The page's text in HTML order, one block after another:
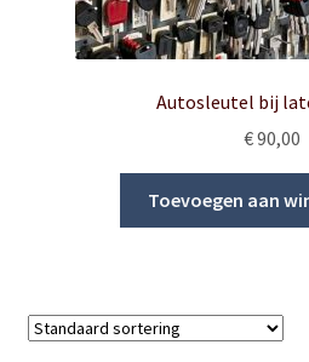
Autosleutel bij
€90,00
Toevoegen aan